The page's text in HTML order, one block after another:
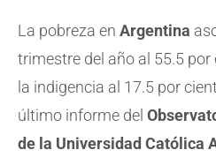
La pobreza en Argentina
trimestre del año al 55.5
la indigencia al 17.5 por
último informe del
de la Universidad Católica